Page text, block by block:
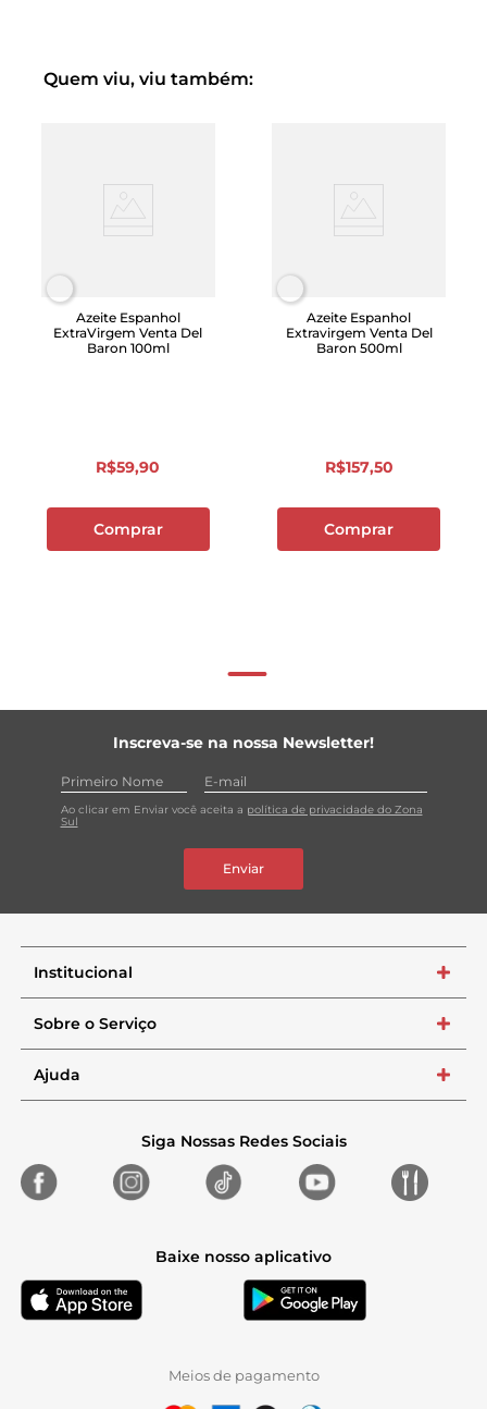
massas, carnes, peixes azuis e pratos gourmet.
Quem viu, viu também:
Azeite Espanhol
ExtraVirgem Venta Del
Baron 100ml
R$59,90
Comprar
Azeite Espanhol
Extravirgem Venta Del
Baron 500ml
R$157,50
Comprar
Inscreva-se na nossa Newsletter!
Ao clicar em Enviar você aceita a política de privacidade do Zona
Sul
Enviar
Institucional +
Sobre o Serviço +
Ajuda +
Siga Nossas Redes Sociais
Baixe nosso aplicativo
Meios de pagamento